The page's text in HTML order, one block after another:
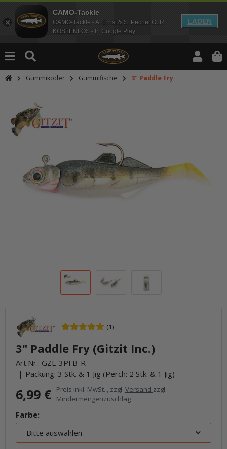
CAMO-Tackle
CAMO-Tackle - A. Ernst & S. Pechel GbR
KOSTENLOS - In Google Play
LADEN
Gummiköder Gummifische 3" Paddle Fry
(1)
3" Paddle Fry (Gitzit Inc.)
Art.Nr.: GZL-3PFB-R
Packung: 3 Stk. & 1 Jig (Perch: 2 Stk. & 1 Jig)
6,99 € Preis inkl. MwSt. , zzgl. Versand zzgl.
Mindermengenzuschlag
Farbe:
Bitte auswählen